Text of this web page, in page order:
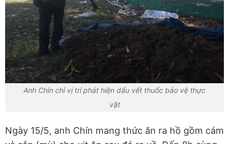
Anh Chín chỉ vị trí phát hiện dấu vết thuốc bảo vệ thực
vật
Ngày 15/5, anh Chín mang thức ăn ra hồ gồm cám